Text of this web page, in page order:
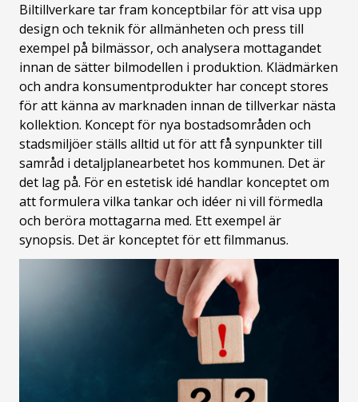
Biltillverkare tar fram konceptbilar för att visa upp
design och teknik för allmänheten och press till
exempel på bilmässor, och analysera mottagandet
innan de sätter bilmodellen i produktion. Klädmärken
och andra konsumentprodukter har concept stores
för att känna av marknaden innan de tillverkar nästa
kollektion. Koncept för nya bostadsområden och
stadsmiljöer ställs alltid ut för att få synpunkter till
samråd i detaljplanearbetet hos kommunen. Det är
det lag på. För en estetisk idé handlar konceptet om
att formulera vilka tankar och idéer ni vill förmedla
och beröra mottagarna med. Ett exempel är
synopsis. Det är konceptet för ett filmmanus.